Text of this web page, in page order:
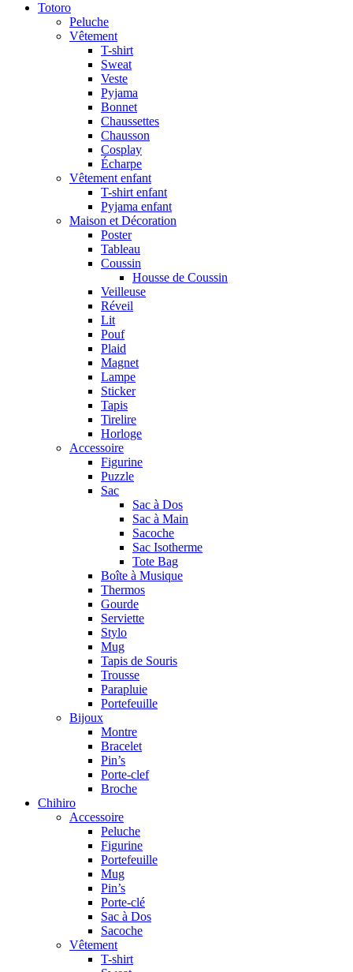
Totoro
Peluche
Vêtement
T-shirt
Sweat
Veste
Pyjama
Bonnet
Chaussettes
Chausson
Cosplay
Écharpe
Vêtement enfant
T-shirt enfant
Pyjama enfant
Maison et Décoration
Poster
Tableau
Coussin
Housse de Coussin
Veilleuse
Réveil
Lit
Pouf
Plaid
Magnet
Lampe
Sticker
Tapis
Tirelire
Horloge
Accessoire
Figurine
Puzzle
Sac
Sac à Dos
Sac à Main
Sacoche
Sac Isotherme
Tote Bag
Boîte à Musique
Thermos
Gourde
Serviette
Stylo
Mug
Tapis de Souris
Trousse
Parapluie
Portefeuille
Bijoux
Montre
Bracelet
Pin’s
Porte-clef
Broche
Chihiro
Accessoire
Peluche
Figurine
Portefeuille
Mug
Pin’s
Porte-clé
Sac à Dos
Sacoche
Vêtement
T-shirt